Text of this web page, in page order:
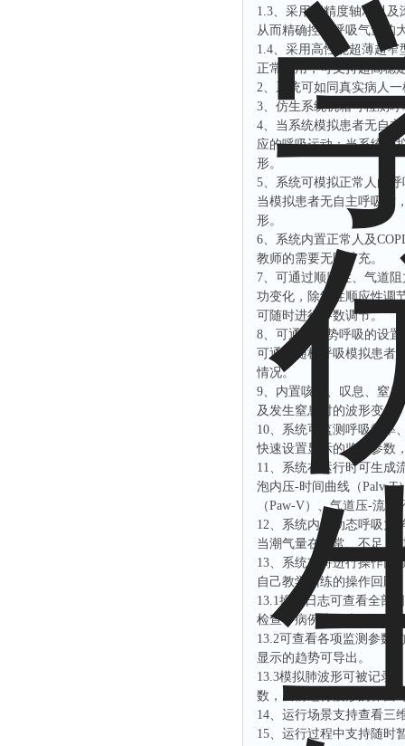
1.3、采用高精度轴承以
从而精确控制呼吸气量的
1.4、采用高性能超薄超窄
正常使用，可支持超高稳
2、系统可如同真实病人
3、仿生系统机箱可检测
4、当系统模拟患者无自
应的呼吸运动；当系统模
形。
5、系统可模拟正常人的
当模拟患者无自主呼吸时
形。
6、系统内置正常人及
教师的需要无限扩充。
7、可通过顺应性、气道
功变化，除线性顺应性调
可随时进行参数调节。
8、可通过趋势呼吸的设
可通过随机呼吸模拟患者
情况。
9、内置咳嗽、叹息、窒
及发生窒息时的波形变化
10、系统可监测呼吸频率
快速设置显示的监测参数
11、系统在运行时可生成
泡内压-时间曲线（Palv-T
（Paw-V）、气道压-流速
12、系统内置动态呼吸力
当潮气量在正常、不足、
13、系统支持进行操作回
自己教学训练的操作回顾
13.1操作日志可查看全部
检查、病例流程类别不同
13.2可查看各项监测参数
显示的趋势可导出。
13.3模拟肺波形可被记录
数，当前运行波形的界面
14、运行场景支持查看三
15、运行过程中支持随时